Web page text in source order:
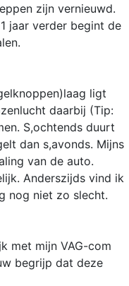
zijn vernieuwd.
jaar verder begint de
ligt
daarbij (Tip:
S,ochtends duurt
dan s,avonds. Mijns
van de auto.
Anderszijds vind ik
nog niet zo slecht.
met mijn VAG-com
begrijp dat deze